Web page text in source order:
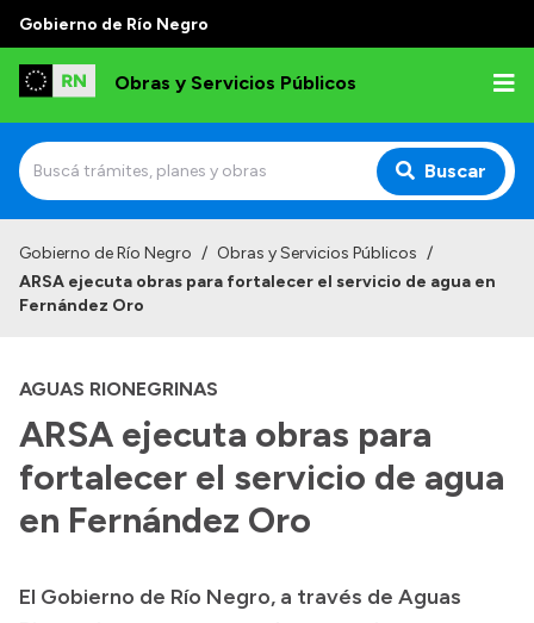
Gobierno de Río Negro
Obras y Servicios Públicos
Buscar
Institucional
Autoridades
Delegaciones
Normativa
Consejo de Obras Públicas
Transparencia
Gobierno de Río Negro / Obras y Servicios Públicos /
ARSA ejecuta obras para fortalecer el servicio de agua en
Fernández Oro
AGUAS RIONEGRINAS
ARSA ejecuta obras para
fortalecer el servicio de agua
en Fernández Oro
El Gobierno de Río Negro, a través de Aguas